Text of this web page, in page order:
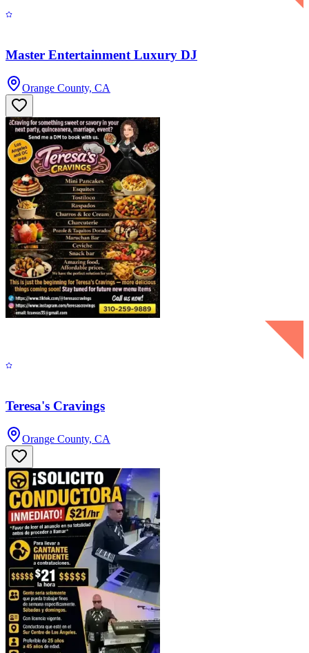
Master Entertainment Luxury DJ
Orange County, CA
Teresa's Cravings
Orange County, CA